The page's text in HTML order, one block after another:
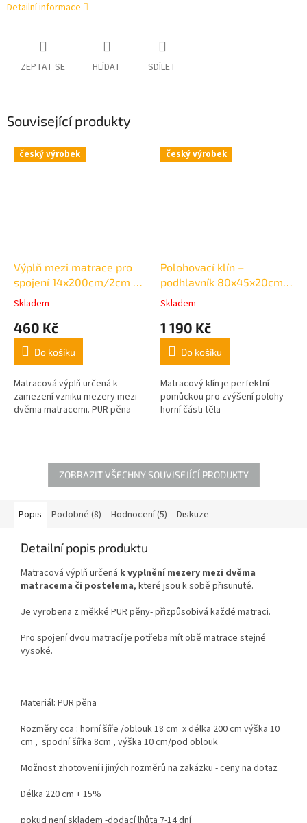
Detailní informace
ZEPTAT SE HLÍDAT SDÍLET
Související produkty
český výrobek
Výplň mezi matrace pro
spojení 14x200cm/2cm -
výška 12cm
Průměrné
produktu
3,2
5
hvězdiček.
Skladem
460 Kč
Do košíku
Matracová výplň určená k
zamezení vzniku mezery mezi
dvěma matracemi. PUR pěna
český výrobek
Polohovací klín –
podhlavník 80x45x20cm
potah bílý
Průměrné
produktu
3,8
5
hvězdiček.
Skladem
1 190 Kč
Do košíku
Matracový klín je perfektní
pomůckou pro zvýšení polohy
horní části těla
ZOBRAZIT VŠECHNY SOUVISEJÍCÍ PRODUKTY
Popis Podobné (8) Hodnocení (5) Diskuze
Detailní popis produktu
Matracová výplň určená k vyplnění mezery mezi dvěma
matracema či postelema, které jsou k sobě přisunuté.
Je vyrobena z měkké PUR pěny- přizpůsobivá každé matraci.
Pro spojení dvou matrací je potřeba mít obě matrace stejné
vysoké.
Materiál: PUR pěna
Rozměry cca : horní šíře /oblouk 18 cm x délka 200 cm výška 10
cm , spodní šířka 8cm , výška 10 cm/pod oblouk
Možnost zhotovení i jiných rozměrů na zakázku - ceny na dotaz
Délka 220 cm + 15%
pokud není skladem -dodací lhůta 7-14 dní